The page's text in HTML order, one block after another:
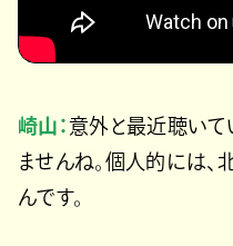
崎山：意外と最近聴いて
ませんね。個人的には
んです。